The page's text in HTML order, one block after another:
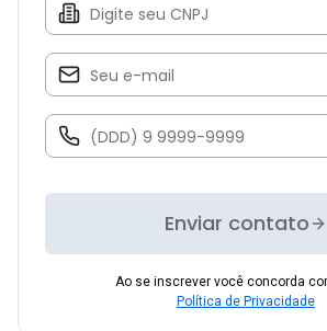
Enviar contato
Ao se inscrever você concorda
Política de Privacidade